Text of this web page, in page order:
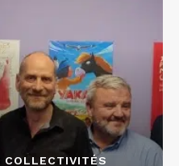
COLLECTIVITÉS